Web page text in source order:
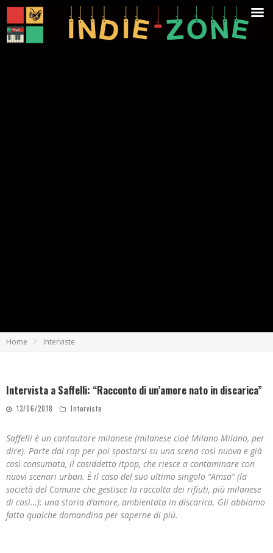
Home Interviste
Intervista a Saffelli: “Racconto di un’amore nato in discarica”
13/06/2018 Interviste
Saffelli è un cantautore milanese (milanese cioè Milano Milano, per
dire). Parte dal rap per poi spostarsi su una scena così nuova e già
così consumata, il cosiddetto itpop, che riesce a contaminare con
nuovi scenari urban. È il caso del suo ultimo singolo “Amsa” (la
società del Comune che gestisce la raccolta dei rifiuti, più milanese
di così…): una storia d’amore, ambientata in discarica. Gli abbiamo
fatto qualche domandina per saperne di più.